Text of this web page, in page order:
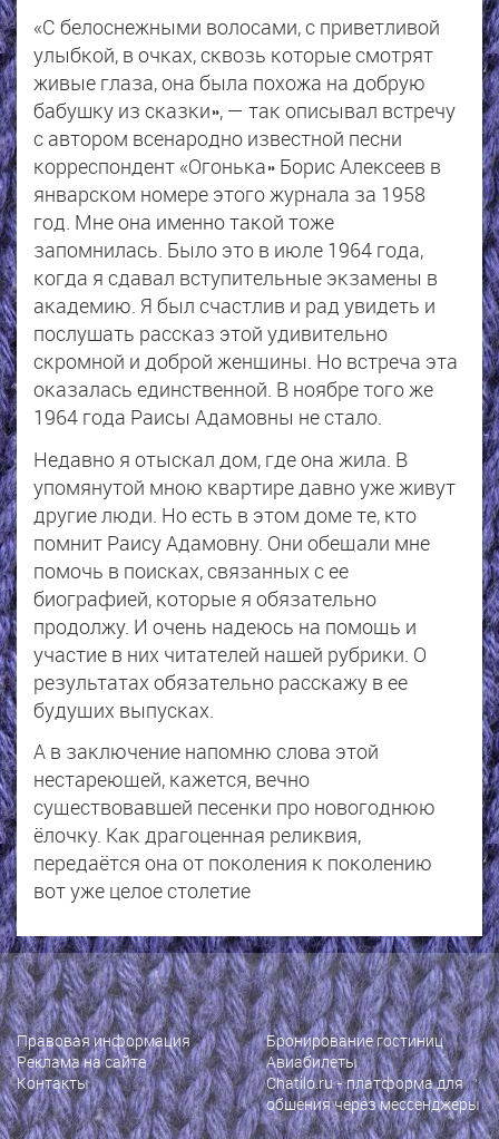
«С белоснежными волосами, с приветливой
улыбкой, в очках, сквозь которые смотрят
живые глаза, она была похожа на добрую
бабушку из сказки», — так описывал встречу
с автором всенародно известной песни
корреспондент «Огонька» Борис Алексеев в
январском номере этого журнала за 1958
год. Мне она именно такой тоже
запомнилась. Было это в июле 1964 года,
когда я сдавал вступительные экзамены в
академию. Я был счастлив и рад увидеть и
послушать рассказ этой удивительно
скромной и доброй женщины. Но встреча эта
оказалась единственной. В ноябре того же
1964 года Раисы Адамовны не стало.
Недавно я отыскал дом, где она жила. В
упомянутой мною квартире давно уже живут
другие люди. Но есть в этом доме те, кто
помнит Раису Адамовну. Они обещали мне
помочь в поисках, связанных с ее
биографией, которые я обязательно
продолжу. И очень надеюсь на помощь и
участие в них читателей нашей рубрики. О
результатах обязательно расскажу в ее
будущих выпусках.
А в заключение напомню слова этой
нестареющей, кажется, вечно
существовавшей песенки про новогоднюю
ёлочку. Как драгоценная реликвия,
передаётся она от поколения к поколению
вот уже целое столетие
Правовая информация
Реклама на сайте
Контакты
Бронирование гостиниц
Авиабилеты
Chatilo.ru- платформа для
общения через мессенджеры